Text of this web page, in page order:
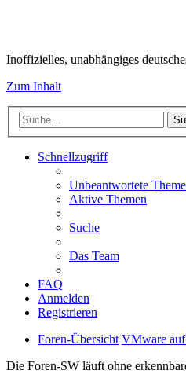
Inoffizielles, unabhängiges
Zum Inhalt
Schnellzugriff
Unbeantwortete
Aktive Themen
Suche
Das Team
FAQ
Anmelden
Registrieren
Foren-Übersicht VMware
Die Foren-SW läuft ohne